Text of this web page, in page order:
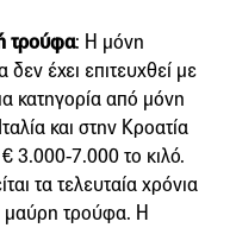
τρούφα: Η μόνη
έχει επιτευχθεί με
κατηγορία από μόνη
και στην Κροατία
€ 3.000-7.000 το κιλό.
τα τελευταία χρόνια
μαύρη τρούφα. Η